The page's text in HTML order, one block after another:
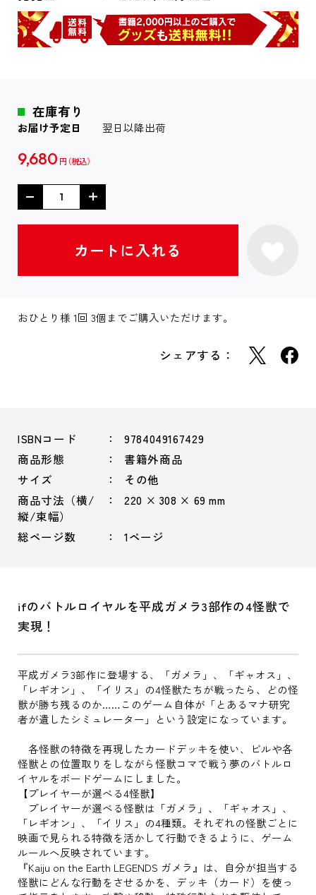
在庫有り
お届け予定日 翌日以降出荷
9,680 円
おひとり様 1回 3個までご購入いただけます。
シェアする：
ISBNコード
9784049167429
商品形態
書籍外商品
サイズ
その他
商品寸法（横/
縦/束幅）
220 × 308 × 69 mm
総ページ数 1ページ
ifのバトルロイヤルを平成ガメラ3部作の4怪獣で
実現！
平成ガメラ3部作に登場する、「ガメラ」、「ギャオス」、
「レギオン」、「イリス」の4怪獣たちが戦ったら、どの怪
獣が勝ち残るのか……このゲーム自体が「とあるマナ研究
者が遺したシミュレーター」という設定になっています。
各怪獣の特徴を再現したカードデッキを使い、ビルや各
怪獣との位置取りをしながら怪獣コマで戦う夢のバトルロ
イヤルをボードゲームにしました。
【プレイヤーが選べる4怪獣】
プレイヤーが選べる怪獣は「ガメラ」、「ギャオス」、
「レギオン」、「イリス」の4種類。それぞれの怪獣ごとに
映画で見られる特徴を活かして行動できるように、ゲーム
ルールへ反映されています。
『Kaiju on the Earth LEGENDS ガメラ』は、自分が担当する
怪獣にどんな行動をさせるかを、デッキ（カード）を使っ